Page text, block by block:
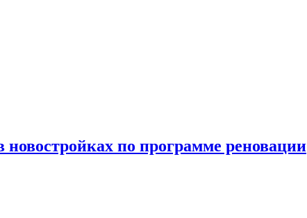
по программе реновации